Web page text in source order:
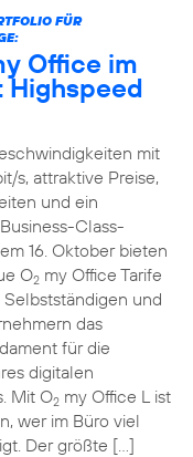
FÜR
Office im
Highspeed
mit
s, attraktive Preise,
und ein
Class-
16. Oktober bieten
O2my Office Tarife
Selbstständigen und
das
für die
digitalen
Mit O2my Office L ist
wer im Büro viel
Der größte […]